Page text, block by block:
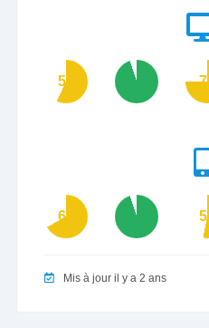
57 95 75
67 95 53
Mis à jour il y a 2 ans